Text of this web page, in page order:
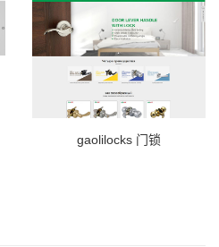
gaolilocks 门锁